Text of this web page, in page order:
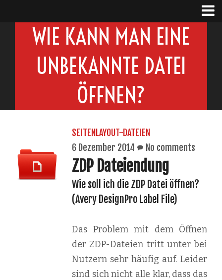
WIE KANN MAN EINE
UNBEKANNTE DATEI
ÖFFNEN?
SEITENLAYOUT-DATEIEN
6 Dezember 2014
No comments
ZDP Dateiendung
Wie soll ich die ZDP Datei öffnen?
(Avery DesignPro Label File)
Das Problem mit dem Öffnen
der ZDP-Dateien tritt unter bei
Nutzern sehr häufig auf. Leider
sind sich nicht alle klar, dass das